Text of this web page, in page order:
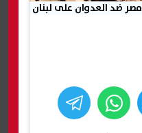
مصر ضد العدوان على لبنان